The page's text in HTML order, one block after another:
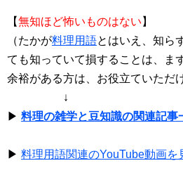
【無知ほど怖いものはない 】
（たかが料理用語とはいえ、知ら
ても知っていて損することは、ま
余裕がある方は、お役立ていただ
↓
▶ 料理の雑学と豆知識の関連記事
▶ 料理用語関連のYouTube動画を